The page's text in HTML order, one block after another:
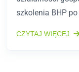
szkolenia BHP
CZYTAJ WIĘCEJ